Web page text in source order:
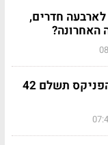
מיליון לארבעה חדרים,
האחרונה?
נהג בשלילה ולא ידע: הפניקס תשלם 42